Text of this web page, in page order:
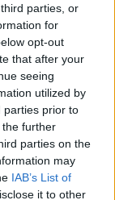
parties, or
for
opt-out
that after your
seeing
utilized by
parties prior to
further
parties on the
may
IAB’s List of
it to other
kapcsolják
beletettünk.
Jászai Marihoz?
a legendás
más,
?Az ő
általános,
mint a szeretet,